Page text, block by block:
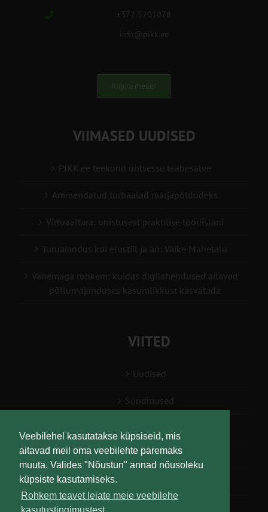
Veebilehel kasutatakse küpsiseid, mis
aitavad meil oma veebilehte paremaks
muuta. Valides "Nõustun" annad nõusoleku
küpsiste kasutamiseks.
Rohkem teavet leiate meie veebilehe
+372 5201078
info@pikk.ee
Kirjuta meile!
VIIMASED UUDISED
PIKK.ee teekond ühtsesse teabesalve
Ammendatud turbaalad marjapõldudeks
Virtuaaltara: unistusest praktilise tööriistani
Turuaiandus kui elustiil ja äri: Väike Mahetalu
Vähemaga rohkem: kuidas digilahendused aitavad
põllumajanduses kasumlikkust kasvatada
VIITED
Uudised
Sündmused
Teabesalv
Liitu uudiskirjaga